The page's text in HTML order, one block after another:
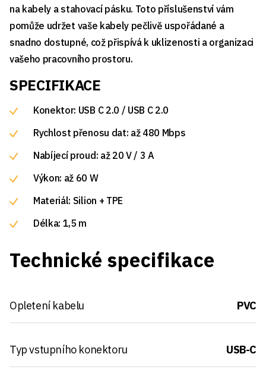
na kabely a stahovací pásku. Toto příslušenství vám
pomůže udržet vaše kabely pečlivě uspořádané a
snadno dostupné, což přispívá k uklizenosti a organizaci
vašeho pracovního prostoru.
SPECIFIKACE
Konektor: USB C 2.0 / USB C 2.0
Rychlost přenosu dat: až 480 Mbps
Nabíjecí proud: až 20 V / 3 A
Výkon: až 60 W
Materiál: Silion + TPE
Délka: 1,5 m
Technické specifikace
Opletení kabelu PVC
Typ vstupního konektoru USB-C